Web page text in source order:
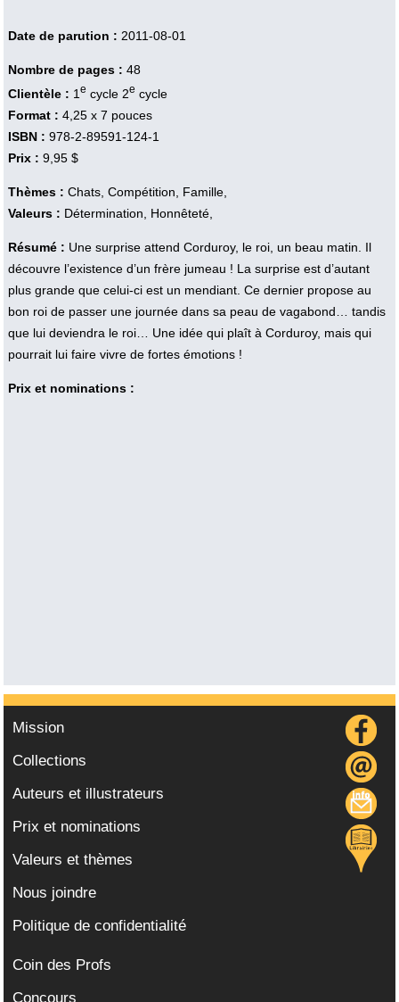
Date de parution : 2011-08-01
Nombre de pages : 48
Clientèle : 1 e cycle 2e cycle
Format : 4,25 x 7 pouces
ISBN : 978-2-89591-124-1
Prix : 9,95 $
Thèmes : Chats, Compétition, Famille,
Valeurs : Détermination, Honnêteté,
Résumé : Une surprise attend Corduroy, le roi, un beau matin. Il
découvre l’existence d’un frère jumeau ! La surprise est d’autant
plus grande que celui-ci est un mendiant. Ce dernier propose au
bon roi de passer une journée dans sa peau de vagabond… tandis
que lui deviendra le roi… Une idée qui plaît à Corduroy, mais qui
pourrait lui faire vivre de fortes émotions !
Prix et nominations :
Mission
Collections
Auteurs et illustrateurs
Prix et nominations
Valeurs et thèmes
Nous joindre
Politique de confidentialité
Coin des Profs
Concours